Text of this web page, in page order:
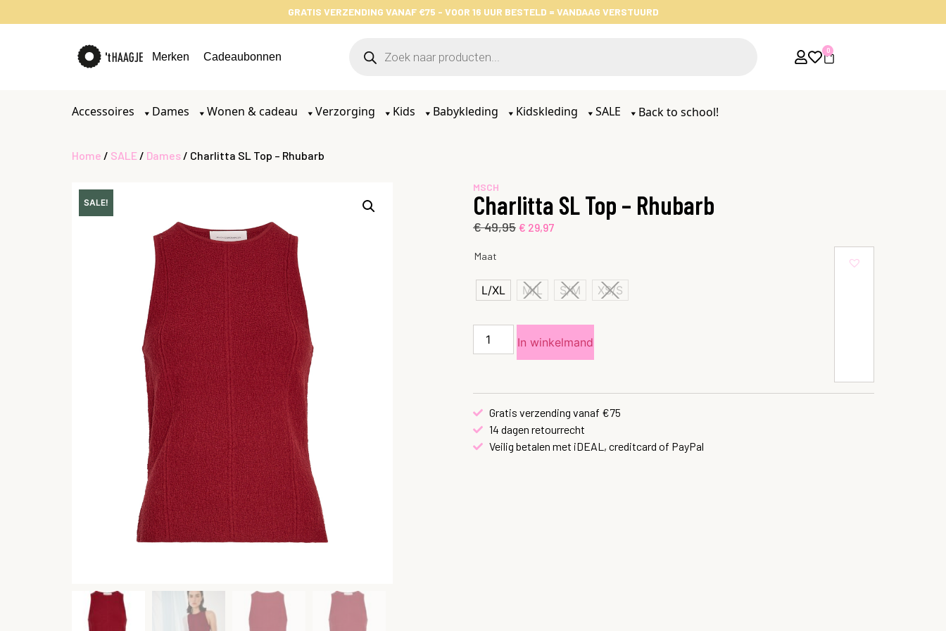
GRATIS VERZENDING VANAF €75 - VOOR 16 UUR BESTELD = VANDAAG VERSTUURD
Merken Cadeaubonnen
0
Accessoires Dames Wonen & cadeau Verzorging Kids Babykleding Kidskleding SALE Back to school!
Home / SALE / Dames / Charlitta SL Top – Rhubarb
MSCH
Charlitta SL Top – Rhubarb
€49,95 € 29,97
Maat
L/XL M/L S/M XS/S
In winkelmand
Gratis verzending vanaf €75
14 dagen retourrecht
Veilig betalen met iDEAL, creditcard of PayPal